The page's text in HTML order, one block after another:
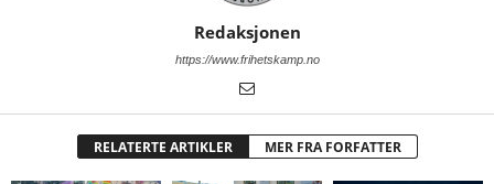
Redaksjonen
https://www.frihetskamp.no
RELATERTE ARTIKLER MER FRA FORFATTER